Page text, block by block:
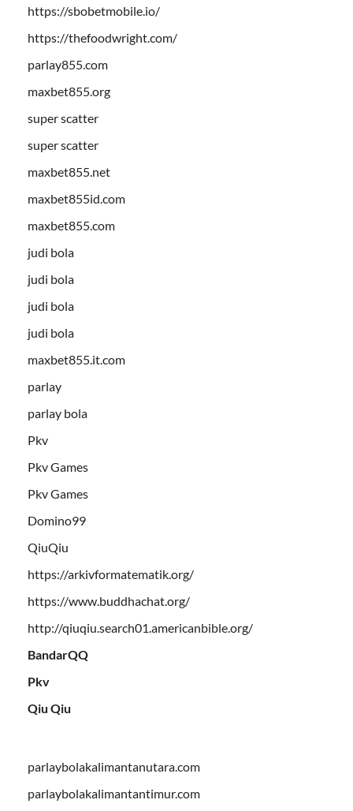
https://sbobetmobile.io/
https://thefoodwright.com/
parlay855.com
maxbet855.org
super scatter
super scatter
maxbet855.net
maxbet855id.com
maxbet855.com
judi bola
judi bola
judi bola
judi bola
maxbet855.it.com
parlay
parlay bola
Pkv
Pkv Games
Pkv Games
Domino99
QiuQiu
https://arkivformatematik.org/
https://www.buddhachat.org/
http://qiuqiu.search01.americanbible.org/
BandarQQ
Pkv
Qiu Qiu
parlaybolakalimantanutara.com
parlaybolakalimantantimur.com